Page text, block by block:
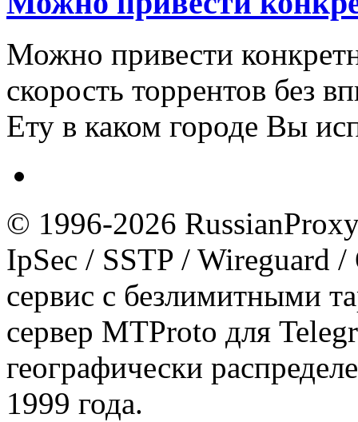
Можно привести
скорость торрентов без
Ету в каком городе Вы
© 1996-2026
IpSec / SSTP / Wireguard
сервис с безлимитными
сервер MTProto для
географически
1999 года.